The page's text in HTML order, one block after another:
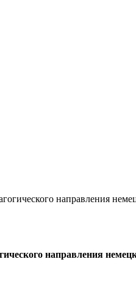
направления
направления